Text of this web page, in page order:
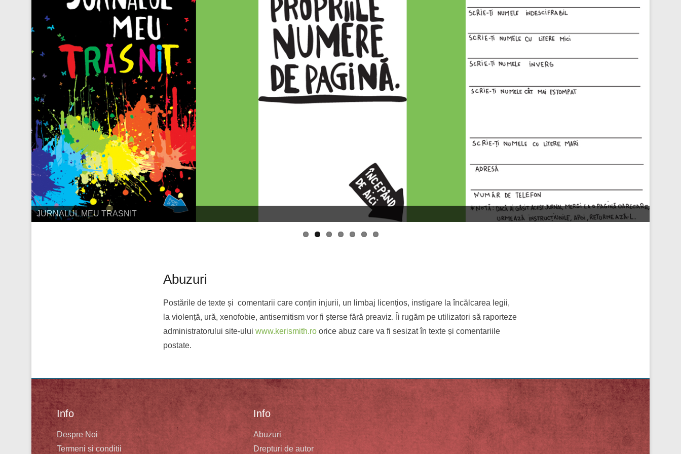
JURNALUL MEU TRASNIT
Abuzuri
Postările de texte și comentarii care conțin injurii, un limbaj licențios, instigare la încălcarea legii,
la violență, ură, xenofobie, antisemitism vor fi șterse fără preaviz. Îi rugăm pe utilizatori să raporteze
administratorului site-ului www.kerismith.ro orice abuz care va fi sesizat în texte și comentariile
postate.
Info
Despre Noi
Termeni si conditii
Info
Abuzuri
Drepturi de autor